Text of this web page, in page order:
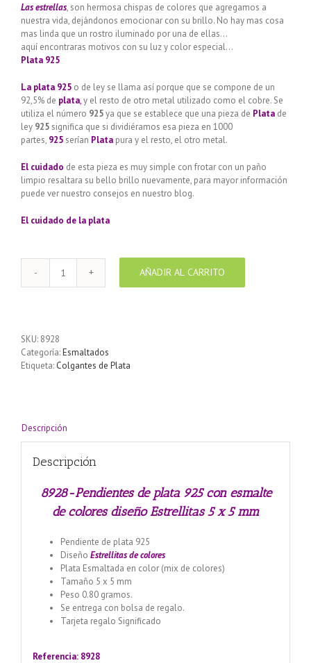
Las estrellas, son hermosa chispas de colores que agregamos a
nuestra vida, dejándonos emocionar con su brillo. No hay mas cosa
mas linda que un rostro iluminado por una de ellas…
aquí encontraras motivos con su luz y color especial…
Plata 925
La plata 925 o de ley se llama así porque que se compone de un
92,5% de plata,y el resto de otro metal utilizado como el cobre. Se
utiliza el número 925ya que se establece que una pieza de Plata de
ley 925 significa que si dividiéramos esa pieza en 1000
partes, 925 serían Plata pura y el resto, el otro metal.
El cuidado de esta pieza es muy simple con frotar con un paño
limpio resaltara su bello brillo nuevamente, para mayor información
puede ver nuestro consejos en nuestro blog.
El cuidado de la plata
8928-
Pendientes
esmalte
de
mm
AÑADIR AL CARRITO
SKU: 8928
Categoría:Esmaltados
Etiqueta: Colgantes de Plata
Descripción
Descripción
8928-Pendientes de plata 925 con esmalte
de colores diseño Estrellitas 5 x 5 mm
Pendiente de plata 925
Diseño Estrellitasde colores
Plata Esmaltada en color (mix de colores)
Tamaño 5 x 5 mm
Peso 0.80 gramos.
Se entrega con bolsa de regalo.
Tarjeta regalo Significado
Referencia: 8928